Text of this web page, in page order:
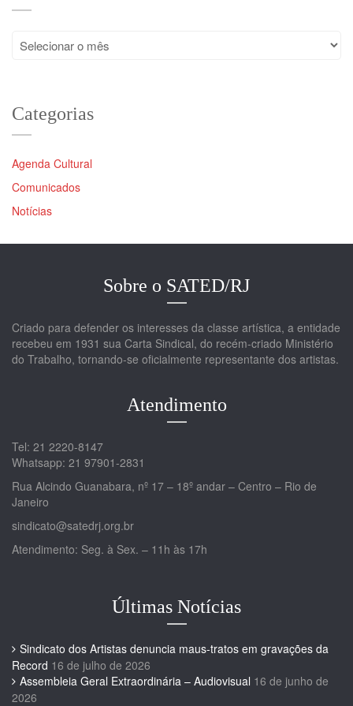
Categorias
Agenda Cultural
Comunicados
Notícias
Sobre o SATED/RJ
Criado para defender os interesses da classe artística, a entidade
recebeu em 1931 sua Carta Sindical, do recém-criado Ministério
do Trabalho, tornando-se oficialmente representante dos artistas.
Atendimento
Tel: 21 2220-8147
Whatsapp: 21 97901-2831
Rua Alcindo Guanabara, nº 17 – 18º andar – Centro – Rio de
Janeiro
sindicato@satedrj.org.br
Atendimento: Seg. à Sex. – 11h às 17h
Últimas Notícias
Sindicato dos Artistas denuncia maus-tratos em gravações da
Record 16 de julho de 2026
Assembleia Geral Extraordinária – Audiovisual 16 de junho de
2026